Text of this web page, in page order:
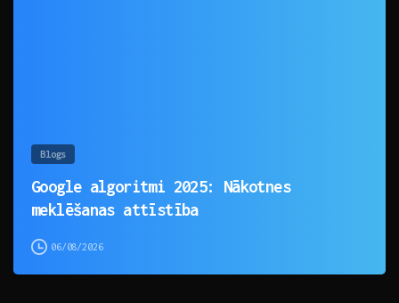
Blogs
Google algoritmi 2025: Nākotnes
meklēšanas attīstība
06/08/2026